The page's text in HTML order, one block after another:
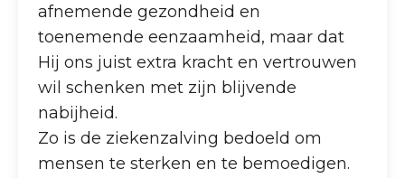
afnemende gezondheid en
toenemende eenzaamheid, maar dat
Hij ons juist extra kracht en vertrouwen
wil schenken met zijn blijvende
nabijheid.
Zo is de ziekenzalving bedoeld om
mensen te sterken en te bemoedigen.